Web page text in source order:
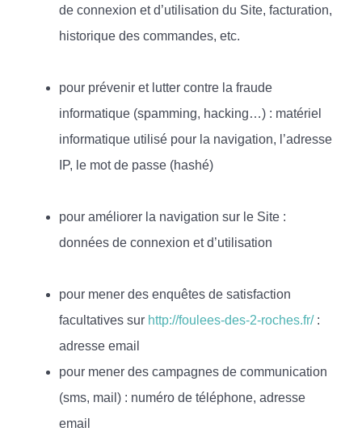
de connexion et d’utilisation du Site, facturation,
historique des commandes, etc.
pour prévenir et lutter contre la fraude
informatique (spamming, hacking…) : matériel
informatique utilisé pour la navigation, l’adresse
IP, le mot de passe (hashé)
pour améliorer la navigation sur le Site :
données de connexion et d’utilisation
pour mener des enquêtes de satisfaction
facultatives sur http://foulees-des-2-roches.fr/:
adresse email
pour mener des campagnes de communication
(sms, mail) : numéro de téléphone, adresse
email